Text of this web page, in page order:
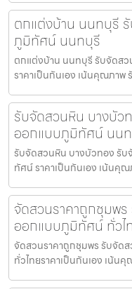
ตกแต่งบ้าน นนทบุรี
ภูมิทัศน์ นนทบุรี
ตกแต่งบ้าน นนทบุรี รับจัดส
ราคาเป็นกันเอง เน้นคุณภา
รับจัดสวนหิน บางบัว
ออกแบบภูมิทัศน์ นน
รับจัดสวนหิน บางบัวทอง รั
ทัศน์ ราคาเป็นกันเอง เน้นคุ
จัดสวนราคาถูกชุมพ
ออกแบบภูมิทัศน์ ทั่วไ
จัดสวนราคาถูกชุมพร รับจั
ทั่วไทยราคาเป็นกันเอง เน้น